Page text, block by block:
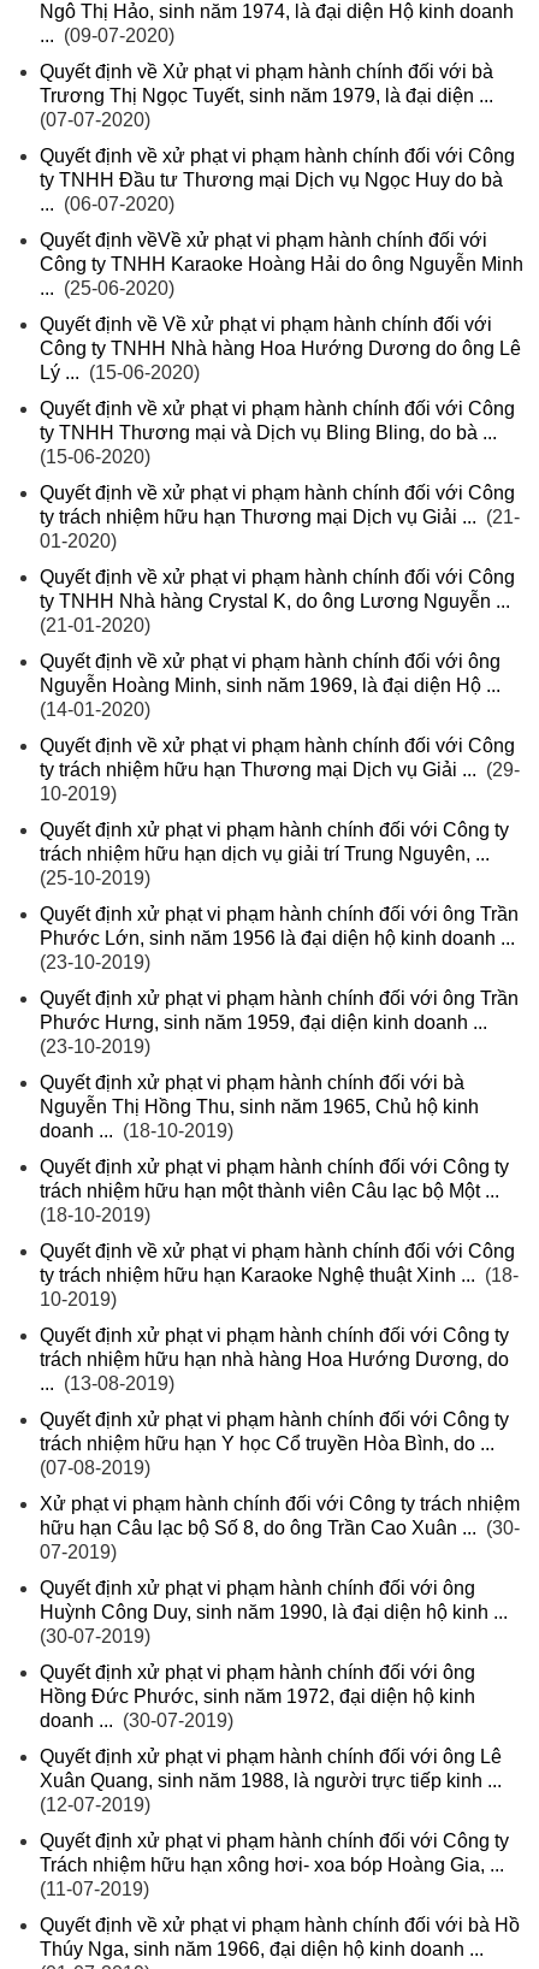
Ngô Thị Hảo, sinh năm 1974, là đại diện Hộ kinh doanh
... (09-07-2020)
Quyết định về Xử phạt vi phạm hành chính đối với bà
Trương Thị Ngọc Tuyết, sinh năm 1979, là đại diện ...
(07-07-2020)
Quyết định về xử phạt vi phạm hành chính đối với Công
ty TNHH Đầu tư Thương mại Dịch vụ Ngọc Huy do bà
... (06-07-2020)
Quyết định vềVề xử phạt vi phạm hành chính đối với
Công ty TNHH Karaoke Hoàng Hải do ông Nguyễn Minh
... (25-06-2020)
Quyết định về Về xử phạt vi phạm hành chính đối với
Công ty TNHH Nhà hàng Hoa Hướng Dương do ông Lê
Lý ... (15-06-2020)
Quyết định về xử phạt vi phạm hành chính đối với Công
ty TNHH Thương mại và Dịch vụ Bling Bling, do bà ...
(15-06-2020)
Quyết định về xử phạt vi phạm hành chính đối với Công
ty trách nhiệm hữu hạn Thương mại Dịch vụ Giải ... (21-
01-2020)
Quyết định về xử phạt vi phạm hành chính đối với Công
ty TNHH Nhà hàng Crystal K, do ông Lương Nguyễn ...
(21-01-2020)
Quyết định về xử phạt vi phạm hành chính đối với ông
Nguyễn Hoàng Minh, sinh năm 1969, là đại diện Hộ ...
(14-01-2020)
Quyết định về xử phạt vi phạm hành chính đối với Công
ty trách nhiệm hữu hạn Thương mại Dịch vụ Giải ... (29-
10-2019)
Quyết định xử phạt vi phạm hành chính đối với Công ty
trách nhiệm hữu hạn dịch vụ giải trí Trung Nguyên, ...
(25-10-2019)
Quyết định xử phạt vi phạm hành chính đối với ông Trần
Phước Lớn, sinh năm 1956 là đại diện hộ kinh doanh ...
(23-10-2019)
Quyết định xử phạt vi phạm hành chính đối với ông Trần
Phước Hưng, sinh năm 1959, đại diện kinh doanh ...
(23-10-2019)
Quyết định xử phạt vi phạm hành chính đối với bà
Nguyễn Thị Hồng Thu, sinh năm 1965, Chủ hộ kinh
doanh ... (18-10-2019)
Quyết định xử phạt vi phạm hành chính đối với Công ty
trách nhiệm hữu hạn một thành viên Câu lạc bộ Một ...
(18-10-2019)
Quyết định về xử phạt vi phạm hành chính đối với Công
ty trách nhiệm hữu hạn Karaoke Nghệ thuật Xinh ... (18-
10-2019)
Quyết định xử phạt vi phạm hành chính đối với Công ty
trách nhiệm hữu hạn nhà hàng Hoa Hướng Dương, do
... (13-08-2019)
Quyết định xử phạt vi phạm hành chính đối với Công ty
trách nhiệm hữu hạn Y học Cổ truyền Hòa Bình, do ...
(07-08-2019)
Xử phạt vi phạm hành chính đối với Công ty trách nhiệm
hữu hạn Câu lạc bộ Số 8, do ông Trần Cao Xuân ... (30-
07-2019)
Quyết định xử phạt vi phạm hành chính đối với ông
Huỳnh Công Duy, sinh năm 1990, là đại diện hộ kinh ...
(30-07-2019)
Quyết định xử phạt vi phạm hành chính đối với ông
Hồng Đức Phước, sinh năm 1972, đại diện hộ kinh
doanh ... (30-07-2019)
Quyết định xử phạt vi phạm hành chính đối với ông Lê
Xuân Quang, sinh năm 1988, là người trực tiếp kinh ...
(12-07-2019)
Quyết định xử phạt vi phạm hành chính đối với Công ty
Trách nhiệm hữu hạn xông hơi- xoa bóp Hoàng Gia, ...
(11-07-2019)
Quyết định về xử phạt vi phạm hành chính đối với bà Hồ
Thúy Nga, sinh năm 1966, đại diện hộ kinh doanh ...